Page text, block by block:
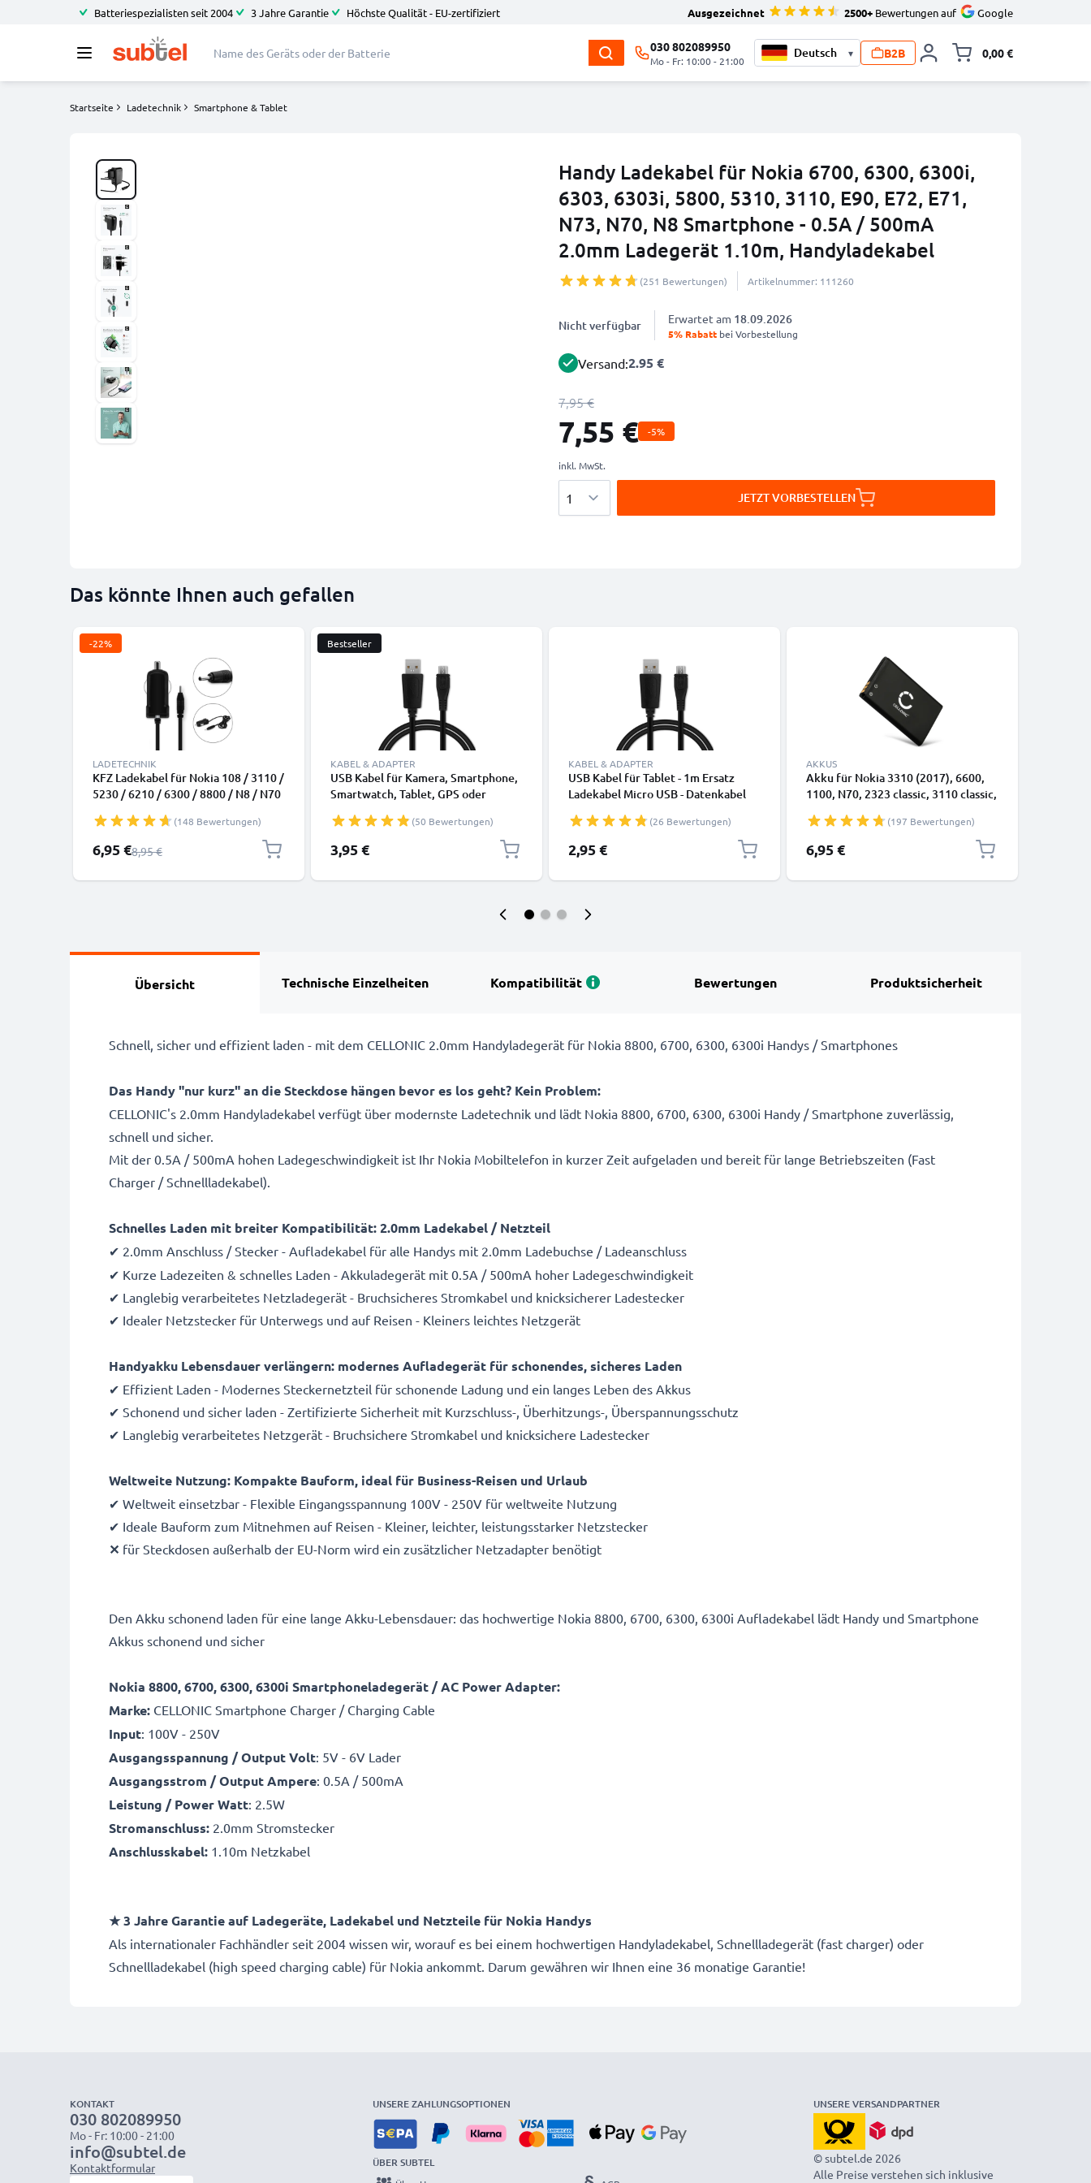
Batteriespezialisten seit 2004 3 Jahre Garantie Höchste Qualität - EU-zertifiziert Ausgezeichnet 2500+ Bewertungen auf Google
030 802089950
Mo - Fr: 10:00 - 21:00
▾ B2B 0,00 €
Startseite Ladetechnik Smartphone & Tablet
Handy Ladekabel für Nokia 6700, 6300, 6300i,
6303, 6303i, 5800, 5310, 3110, E90, E72, E71,
N73, N70, N8 Smartphone - 0.5A / 500mA
2.0mm Ladegerät 1.10m, Handyladekabel
(251 Bewertungen) Artikelnummer: 111260
Nicht verfügbar Erwartet am 18.09.2026
5% Rabatt bei Vorbestellung
Versand:2.95 €
7,95 €
7,55 € -5%
inkl. MwSt.
JETZT VORBESTELLEN
Das könnte Ihnen auch gefallen
-22%
LADETECHNIK
KFZ Ladekabel für Nokia 108 / 3110 /
5230 / 6210 / 6300 / 8800 / N8 / N70
0.5A / 500mA Auto Ladegerät
(148 Bewertungen)
Sonderpreis
6,95 €Regulärer Preis
8,95 €
Bestseller
KABEL & ADAPTER
USB Kabel für Kamera, Smartphone,
Smartwatch, Tablet, GPS oder
Datenkabel schwarz(50 Bewertungen)
3,95 €
KABEL & ADAPTER
USB Kabel für Tablet - 1m Ersatz
Ladekabel Micro USB - Datenkabel
(26 Bewertungen)
2,95 €
AKKUS
Akku für Nokia 3310 (2017), 6600,
1100, N70, 2323 classic, 3110 classic,
5C - 1020mAh 3.7V von CELLONIC
(197 Bewertungen)
6,95 €
Übersicht Technische Einzelheiten Kompatibilität Bewertungen Produktsicherheit
Schnell, sicher und effizient laden - mit dem CELLONIC 2.0mm Handyladegerät für Nokia 8800, 6700, 6300, 6300i Handys / Smartphones
Das Handy "nur kurz" an die Steckdose hängen bevor es los geht? Kein Problem:
CELLONIC's 2.0mm Handyladekabel verfügt über modernste Ladetechnik und lädt Nokia 8800, 6700, 6300, 6300i Handy / Smartphone zuverlässig,
schnell und sicher.
Mit der 0.5A / 500mA hohen Ladegeschwindigkeit ist Ihr Nokia Mobiltelefon in kurzer Zeit aufgeladen und bereit für lange Betriebszeiten (Fast
Charger / Schnellladekabel).
Schnelles Laden mit breiter Kompatibilität: 2.0mm Ladekabel / Netzteil
✔ 2.0mm Anschluss / Stecker - Aufladekabel für alle Handys mit 2.0mm Ladebuchse / Ladeanschluss
✔ Kurze Ladezeiten & schnelles Laden - Akkuladegerät mit 0.5A / 500mA hoher Ladegeschwindigkeit
✔ Langlebig verarbeitetes Netzladegerät - Bruchsicheres Stromkabel und knicksicherer Ladestecker
✔ Idealer Netzstecker für Unterwegs und auf Reisen - Kleiners leichtes Netzgerät
Handyakku Lebensdauer verlängern: modernes Aufladegerät für schonendes, sicheres Laden
✔ Effizient Laden - Modernes Steckernetzteil für schonende Ladung und ein langes Leben des Akkus
✔ Schonend und sicher laden - Zertifizierte Sicherheit mit Kurzschluss-, Überhitzungs-, Überspannungsschutz
✔ Langlebig verarbeitetes Netzgerät - Bruchsichere Stromkabel und knicksichere Ladestecker
Weltweite Nutzung: Kompakte Bauform, ideal für Business-Reisen und Urlaub
✔ Weltweit einsetzbar - Flexible Eingangsspannung 100V - 250V für weltweite Nutzung
✔ Ideale Bauform zum Mitnehmen auf Reisen - Kleiner, leichter, leistungsstarker Netzstecker
✕ für Steckdosen außerhalb der EU-Norm wird ein zusätzlicher Netzadapter benötigt
Den Akku schonend laden für eine lange Akku-Lebensdauer: das hochwertige Nokia 8800, 6700, 6300, 6300i Aufladekabel lädt Handy und Smartphone
Akkus schonend und sicher
Nokia 8800, 6700, 6300, 6300i Smartphoneladegerät / AC Power Adapter:
Marke: CELLONIC Smartphone Charger / Charging Cable
Input: 100V - 250V
Ausgangsspannung / Output Volt: 5V - 6V Lader
Ausgangsstrom / Output Ampere: 0.5A / 500mA
Leistung / Power Watt: 2.5W
Stromanschluss: 2.0mm Stromstecker
Anschlusskabel: 1.10m Netzkabel
★ 3 Jahre Garantie auf Ladegeräte, Ladekabel und Netzteile für Nokia Handys
Als internationaler Fachhändler seit 2004 wissen wir, worauf es bei einem hochwertigen Handyladekabel, Schnellladegerät (fast charger) oder
Schnellladekabel (high speed charging cable) für Nokia ankommt. Darum gewähren wir Ihnen eine 36 monatige Garantie!
KONTAKT
030 802089950
Mo - Fr: 10:00 - 21:00
info@subtel.de
Kontaktformular
UNSERE ZAHLUNGSOPTIONEN
ÜBER SUBTEL
UNSERE VERSANDPARTNER
© subtel.de 2026
Alle Preise verstehen sich inklusive